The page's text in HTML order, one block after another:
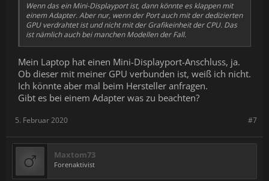
Wenn das ein Mini-Displayport ist, dann könnte es klappen mit
einem Adapter. Aber nur, wenn der Port auch mit der dedizierten
GPU verdrahtet ist und nicht mit der Grafikeinheit der CPU. Das
ist nämlich auch bei manchen Modellen der Fall.
Mein Laptop hat einen Mini-Displayport-Anschluss, ja.
Ob dieser mit meiner GPU verbunden ist, weiß ich nicht.
Ich könnte aber mal beim Hersteller anfragen.
Gibt es bei einem Adapter was zu beachten?
#7
5. Februar 2020
Maxtom73
Forenaktivist